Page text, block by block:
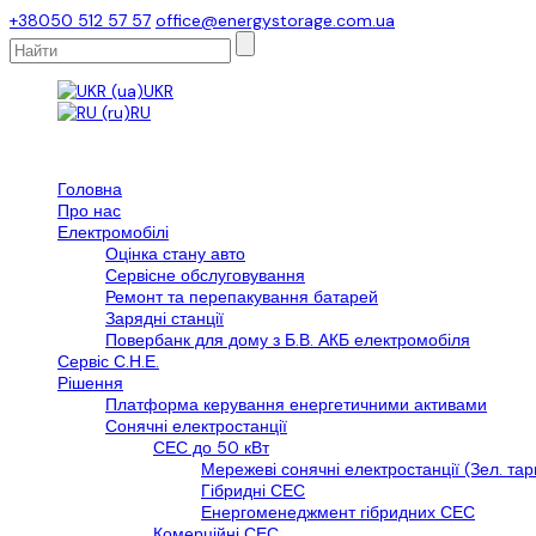
+38050 512 57 57 office@energystorage.com.ua
UKR
RU
Головна
Про нас
Електромобілі
Оцінка стану авто
Сервісне обслуговування
Ремонт та перепакування батарей
Зарядні станції
Повербанк для дому з Б.В. АКБ електромобіля
Сервіс С.Н.Е.
Рішення
Платформа керування енергетичними активами
Сонячні електростанції
СЕС до 50 кВт
Мережеві сонячні електростанції (Зел.
Гібридні СЕС
Енергоменеджмент гібридних СЕС